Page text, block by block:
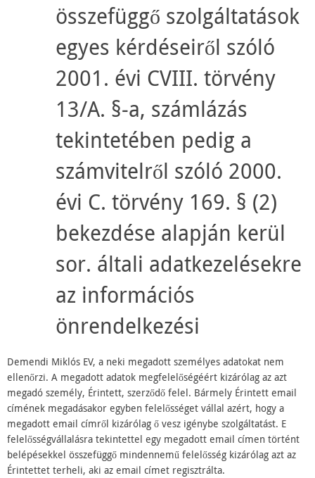
összefüggő szolgáltatások
egyes kérdéseiről szóló
2001. évi CVIII. törvény
13/A. §-a, számlázás
tekintetében pedig a
számvitelről szóló 2000.
évi C. törvény 169. § (2)
bekezdése alapján kerül
sor. általi adatkezelésekre
az információs
önrendelkezési
Demendi Miklós EV, a neki megadott személyes adatokat nem
ellenőrzi. A megadott adatok megfelelőségéért kizárólag az azt
megadó személy, Érintett, szerződő felel. Bármely Érintett email
címének megadásakor egyben felelősséget vállal azért, hogy a
megadott email címről kizárólag ő vesz igénybe szolgáltatást. E
felelősségvállalásra tekintettel egy megadott email címen történt
belépésekkel összefüggő mindennemű felelősség kizárólag azt az
Érintettet terheli, aki az email címet regisztrálta.